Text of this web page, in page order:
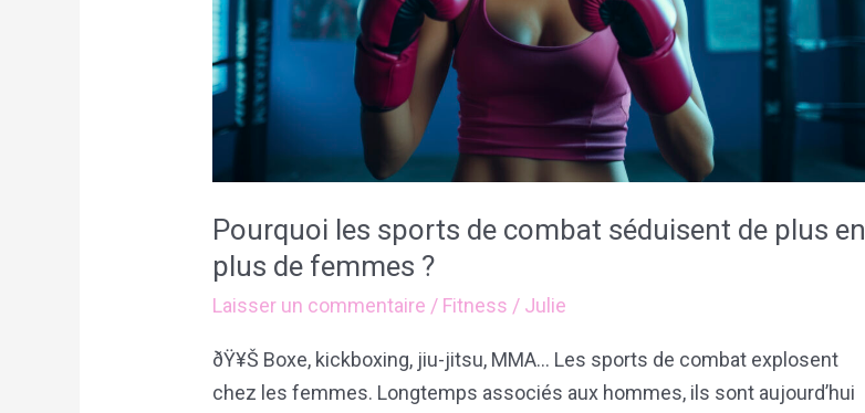
Pourquoi les sports de combat séduisent de plus en
plus de femmes ?
Laisser un commentaire / Fitness / Julie
ðŸ¥Š Boxe, kickboxing, jiu-jitsu, MMA… Les sports de combat explosent
chez les femmes. Longtemps associés aux hommes, ils sont aujourd’hui
en
plus
de
femmes